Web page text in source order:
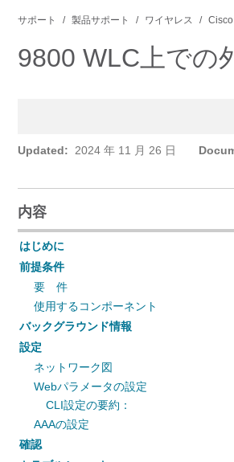
サポート 製品サポート ワイヤレス
9800 WLC上での
Updated: 2024 年 11 月 26 日
内容
はじめに
前提条件
要 件
使用するコンポーネント
バックグラウンド情報
設定
ネットワーク図
Webパラメータの設定
CLI設定の要約：
AAAの設定
確認